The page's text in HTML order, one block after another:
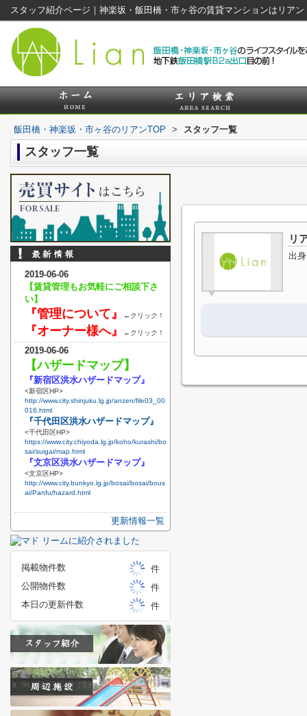
スタッフ紹介ページ｜神楽坂・飯田橋・市ヶ谷の賃貸マンションはリアン
飯田橋・神楽坂・市ヶ谷のリアンTOP > スタッフ一覧
スタッフ一覧
リ
出身
2019-06-06
【賃貸管理もお気軽にご相談下さ
い】
『管理について』 ←クリック！
『オーナー様へ』 ←クリック！
2019-06-06
【ハザードマップ】
『新宿区洪水ハザードマップ』
<新宿区HP>
http://www.city.shinjuku.lg.jp/anzen/file03_00
016.html
『千代田区洪水ハザードマップ』
<千代田区HP>
https://www.city.chiyoda.lg.jp/koho/kurashi/bo
sai/suigai/map.html
『文京区洪水ハザードマップ』
<文京区HP>
http://www.city.bunkyo.lg.jp/bosai/bosai/bous
ai/Panfu/hazard.html
更新情報一覧
掲載物件数
件
公開物件数
件
本日の更新件数
件